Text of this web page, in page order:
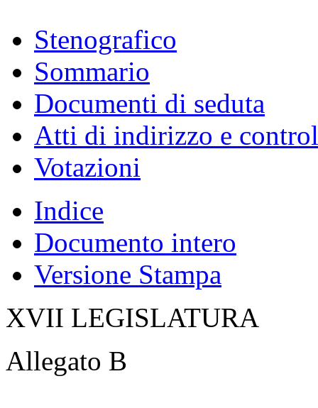
Stenografico
Sommario
Documenti di seduta
Atti di indirizzo e
Votazioni
Indice
Documento intero
Versione Stampa
XVII LEGISLATURA
Allegato B